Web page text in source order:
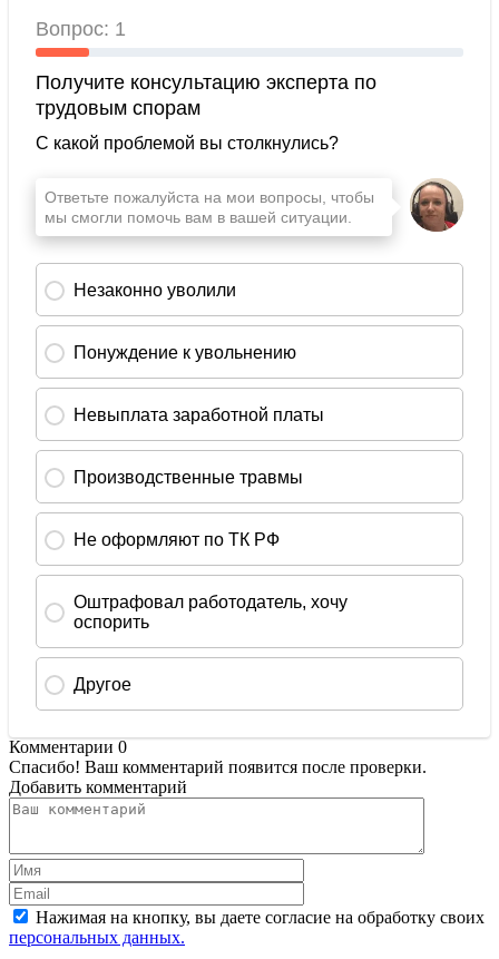
Комментарии 0
Спасибо! Ваш комментарий появится после проверки.
Добавить комментарий
Нажимая на кнопку, вы даете согласие на обработку своих
персональных данных.